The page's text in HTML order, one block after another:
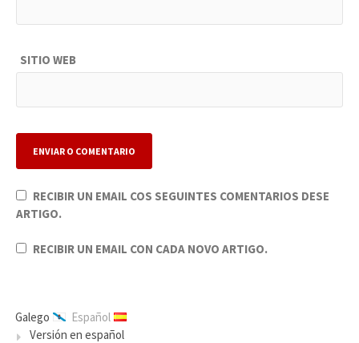
SITIO WEB
RECIBIR UN EMAIL COS SEGUINTES COMENTARIOS DESE
ARTIGO.
RECIBIR UN EMAIL CON CADA NOVO ARTIGO.
Galego
Español
Versión en español